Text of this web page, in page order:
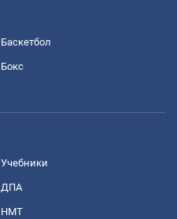
Баскетбол
Бокс
Учебники
ДПА
НМТ